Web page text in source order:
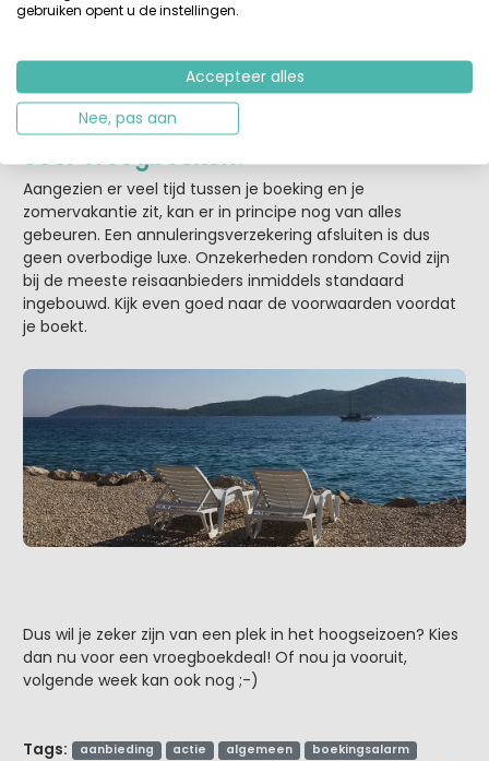
ergens in februari. Bij Vodatent is dit 1 februari 2022, maar
1 maart zien we ook regelmatig voorbij komen.
Moet ik nog ergens op letten als ik kies
voor vroegboeken?
Aangezien er veel tijd tussen je boeking en je
zomervakantie zit, kan er in principe nog van alles
gebeuren. Een annuleringsverzekering afsluiten is dus
geen overbodige luxe. Onzekerheden rondom Covid zijn
bij de meeste reisaanbieders inmiddels standaard
ingebouwd. Kijk even goed naar de voorwaarden voordat
je boekt.
Dus wil je zeker zijn van een plek in het hoogseizoen? Kies
dan nu voor een vroegboekdeal! Of nou ja vooruit,
volgende week kan ook nog ;-)
Tags: aanbieding actie algemeen
boekingsalarm
gebruiken opent u de instellingen.
Accepteer alles
Nee, pas aan